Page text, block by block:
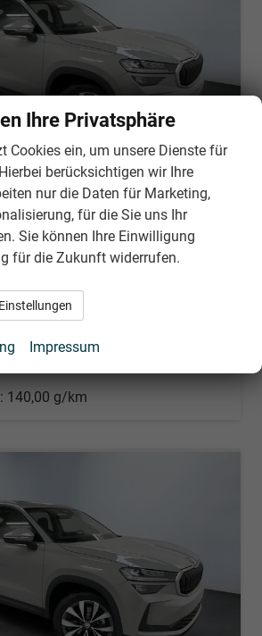
4 Monate Neuwagen
Leistung
140,00 g/km
Ihre Privatsphäre
Cookies ein, um unsere Dienste für
berücksichtigen wir Ihre
nur die Daten für Marketing,
für die Sie uns Ihr
Sie können Ihre Einwilligung
für die Zukunft widerrufen.
Einstellungen
Impressum